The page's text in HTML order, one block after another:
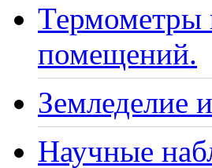
Термометры
помещений.
Земледелие
Научные